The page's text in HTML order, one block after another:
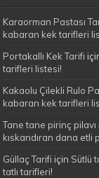
Karaorman Pastası
kabaran kek tarifleri
Portakallı Kek Tarifi
tarifleri listesi!
Kakaolu Çilekli Rulo
kabaran kek tarifleri
Tane tane pirinç pilavı
kıskandıran dana etli
Güllaç Tarifi için Sütlü
tatlı tarifleri!